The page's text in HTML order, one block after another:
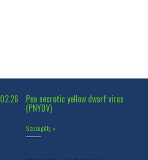
02.26 Pea necrotic yellow dwarf virus
(PNYDV)
Szczegóły »